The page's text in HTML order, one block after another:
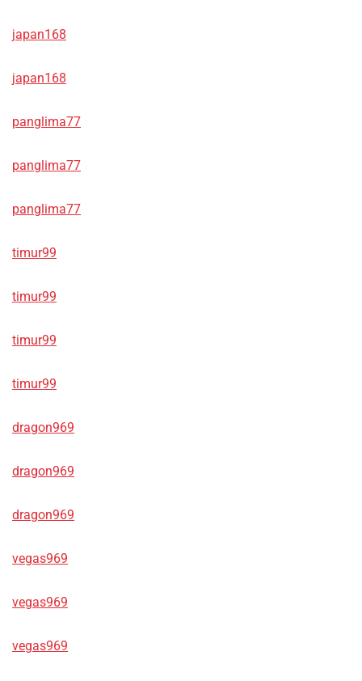
japan168
japan168
panglima77
panglima77
panglima77
timur99
timur99
timur99
timur99
dragon969
dragon969
dragon969
vegas969
vegas969
vegas969